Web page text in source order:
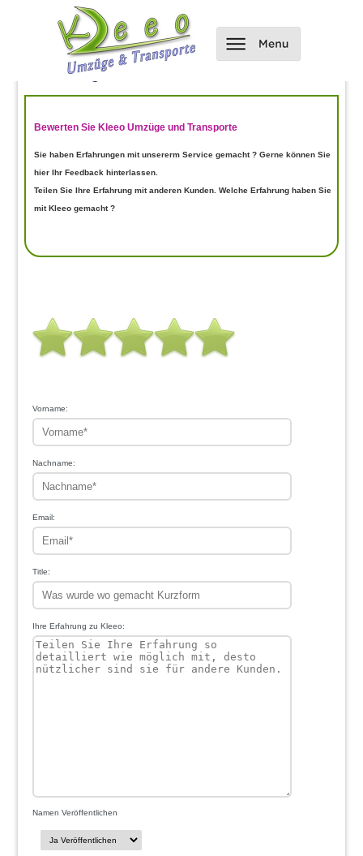
Hier kannst du uns bewerten und
Bewertungen einsehen
Bewerten Sie Kleeo Umzüge und Transporte
Sie haben Erfahrungen mit unsererm Service gemacht ? Gerne können Sie
hier Ihr Feedback hinterlassen.
Teilen Sie Ihre Erfahrung mit anderen Kunden. Welche Erfahrung haben Sie
mit Kleeo gemacht ?
Vorname:
Nachname:
Email:
Title:
Ihre Erfahrung zu Kleeo:
Namen Veröffentlichen